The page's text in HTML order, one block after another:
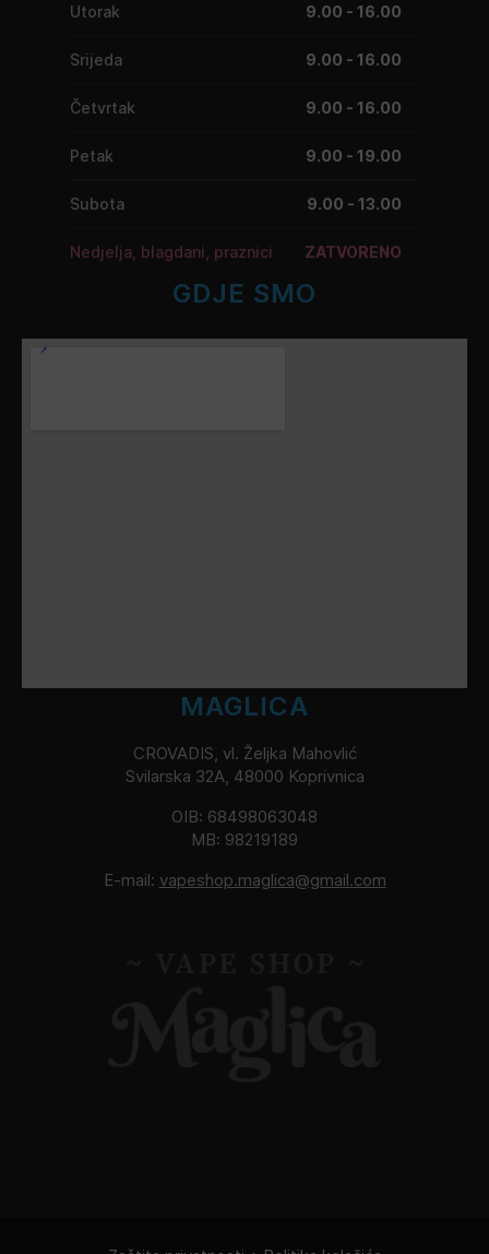
Utorak 9.00 - 16.00
Srijeda 9.00 - 16.00
Četvrtak 9.00 - 16.00
Petak 9.00 - 19.00
Subota 9.00 - 13.00
Nedjelja, blagdani, praznici ZATVORENO
GDJE SMO
MAGLICA
CROVADIS, vl. Željka Mahovlić
Svilarska 32A, 48000 Koprivnica
OIB: 68498063048
MB: 98219189
E-mail: vapeshop.maglica@gmail.com